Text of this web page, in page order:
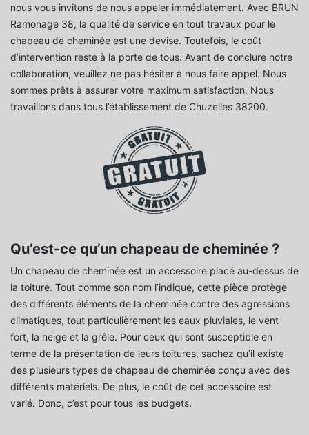
nous vous invitons de nous appeler immédiatement. Avec BRUN
Ramonage 38, la qualité de service en tout travaux pour le
chapeau de cheminée est une devise. Toutefois, le coût
d’intervention reste à la porte de tous. Avant de conclure notre
collaboration, veuillez ne pas hésiter à nous faire appel. Nous
sommes prêts à assurer votre maximum satisfaction. Nous
travaillons dans tous l’établissement de Chuzelles 38200.
Qu’est-ce qu’un chapeau de cheminée ?
Un chapeau de cheminée est un accessoire placé au-dessus de
la toiture. Tout comme son nom l’indique, cette pièce protège
des différents éléments de la cheminée contre des agressions
climatiques, tout particulièrement les eaux pluviales, le vent
fort, la neige et la grêle. Pour ceux qui sont susceptible en
terme de la présentation de leurs toitures, sachez qu’il existe
des plusieurs types de chapeau de cheminée conçu avec des
différents matériels. De plus, le coût de cet accessoire est
varié. Donc, c’est pour tous les budgets.